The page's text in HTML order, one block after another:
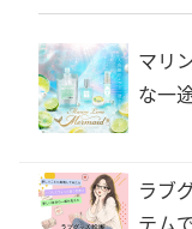
マリ
な一
ラブ
テム